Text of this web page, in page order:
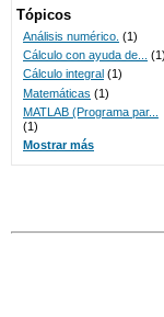
Tópicos
Análisis numérico. (1)
Cálculo con ayuda de...
(1)
Cálculo integral (1)
Matemáticas (1)
MATLAB (Programa par...
(1)
Mostrar más